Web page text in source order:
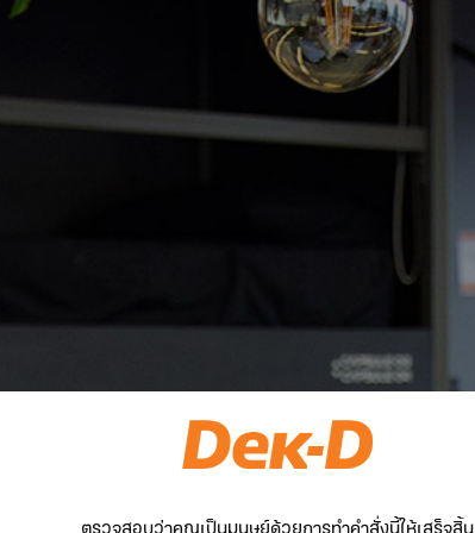
ตรวจสอบว่าคุณเป็นมนุษย์ด้วยการทำคำสั่งนี้ให้เสร็จสิ้น